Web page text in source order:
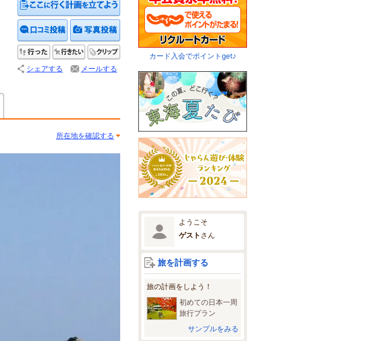
クチコミを投稿する写真を投稿する
行った 行きたい
シェアする メールする
所在地を確認する
カード入会でポイントget♪
ようこそ
ゲスト さん
旅を計画する
旅の計画をしよう！
初めての日本一周
旅行プラン
サンプルをみる